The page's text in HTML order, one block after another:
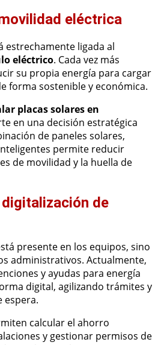
eléctrica
estrechamente ligada al
eléctrico. Cada vez más
su propia energía para cargar
forma sostenible y económica.
placas solares en
en una decisión estratégica
de paneles solares,
permite reducir
de movilidad y la huella de
de
presente en los equipos, sino
administrativos. Actualmente,
y ayudas para energía
digital, agilizando trámites y
espera.
calcular el ahorro
y gestionar permisos de